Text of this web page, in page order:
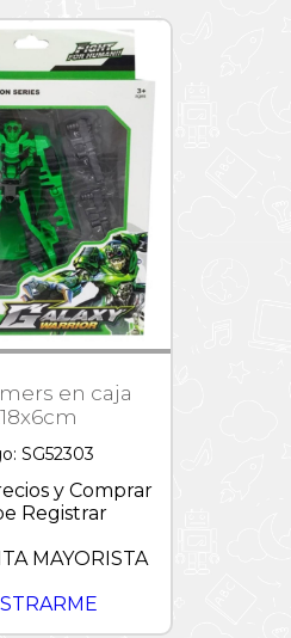
en caja
SG52303
y Comprar
Registrar
MAYORISTA